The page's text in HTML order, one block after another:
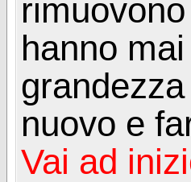
hanno
nuovo e
Vai ad